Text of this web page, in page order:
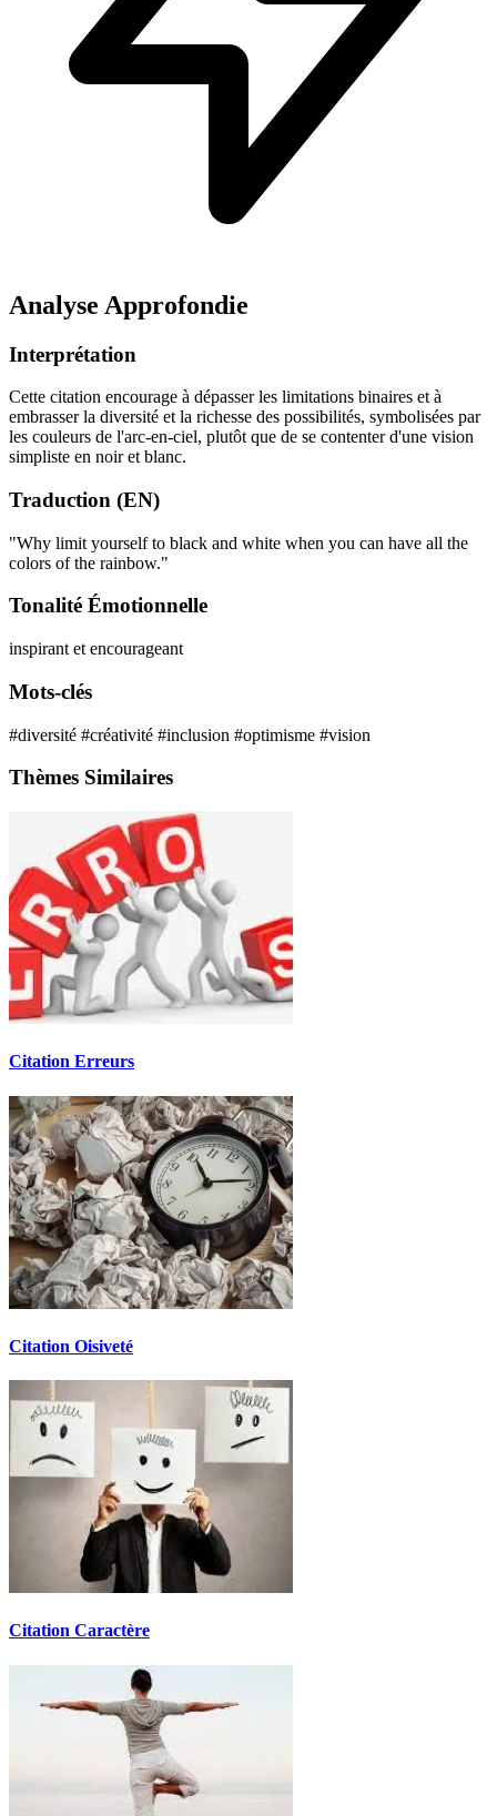
Analyse Approfondie
Interprétation
Cette citation encourage à dépasser les limitations binaires et à
embrasser la diversité et la richesse des possibilités, symbolisées par
les couleurs de l'arc-en-ciel, plutôt que de se contenter d'une vision
simpliste en noir et blanc.
Traduction (EN)
"Why limit yourself to black and white when you can have all the
colors of the rainbow."
Tonalité Émotionnelle
inspirant et encourageant
Mots-clés
#diversité #créativité #inclusion #optimisme #vision
Thèmes Similaires
Citation Erreurs
Citation Oisiveté
Citation Caractère